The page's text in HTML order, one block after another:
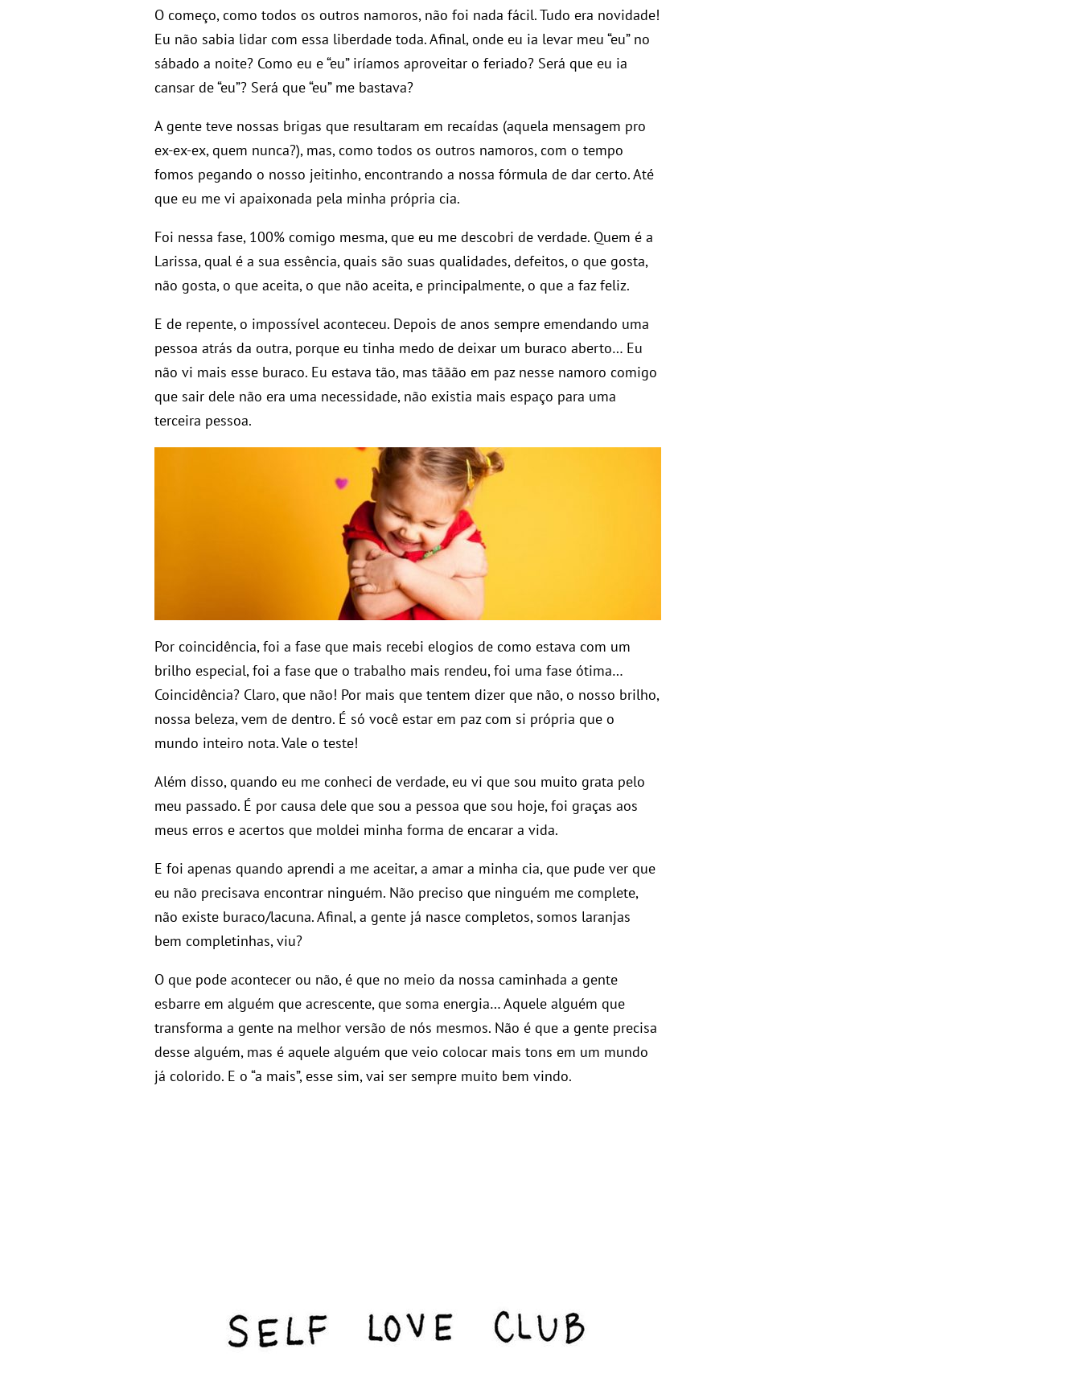
O começo, como todos os outros namoros, não foi nada fácil. Tudo era novidade!
Eu não sabia lidar com essa liberdade toda. Afinal, onde eu ia levar meu “eu” no
sábado a noite? Como eu e “eu” iríamos aproveitar o feriado? Será que eu ia
cansar de “eu”? Será que “eu” me bastava?
A gente teve nossas brigas que resultaram em recaídas (aquela mensagem pro
ex-ex-ex, quem nunca?), mas, como todos os outros namoros, com o tempo
fomos pegando o nosso jeitinho, encontrando a nossa fórmula de dar certo. Até
que eu me vi apaixonada pela minha própria cia.
Foi nessa fase, 100% comigo mesma, que eu me descobri de verdade. Quem é a
Larissa, qual é a sua essência, quais são suas qualidades, defeitos, o que gosta,
não gosta, o que aceita, o que não aceita, e principalmente, o que a faz feliz.
E de repente, o impossível aconteceu. Depois de anos sempre emendando uma
pessoa atrás da outra, porque eu tinha medo de deixar um buraco aberto… Eu
não vi mais esse buraco. Eu estava tão, mas tããão em paz nesse namoro comigo
que sair dele não era uma necessidade, não existia mais espaço para uma
terceira pessoa.
Por coincidência, foi a fase que mais recebi elogios de como estava com um
brilho especial, foi a fase que o trabalho mais rendeu, foi uma fase ótima…
Coincidência? Claro, que não! Por mais que tentem dizer que não, o nosso brilho,
nossa beleza, vem de dentro. É só você estar em paz com si própria que o
mundo inteiro nota. Vale o teste!
Além disso, quando eu me conheci de verdade, eu vi que sou muito grata pelo
meu passado. É por causa dele que sou a pessoa que sou hoje, foi graças aos
meus erros e acertos que moldei minha forma de encarar a vida.
E foi apenas quando aprendi a me aceitar, a amar a minha cia, que pude ver que
eu não precisava encontrar ninguém. Não preciso que ninguém me complete,
não existe buraco/lacuna. Afinal, a gente já nasce completos, somos laranjas
bem completinhas, viu?
O que pode acontecer ou não, é que no meio da nossa caminhada a gente
esbarre em alguém que acrescente, que soma energia… Aquele alguém que
transforma a gente na melhor versão de nós mesmos. Não é que a gente precisa
desse alguém, mas é aquele alguém que veio colocar mais tons em um mundo
já colorido. E o “a mais”, esse sim, vai ser sempre muito bem vindo.